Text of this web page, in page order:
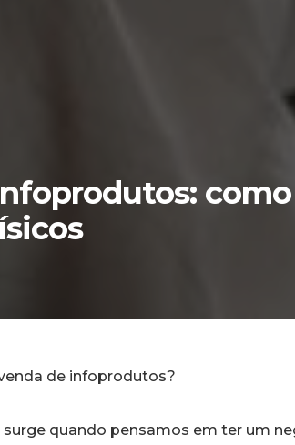
de infoprodutos?
quando pensamos em ter um